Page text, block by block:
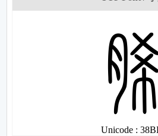
Unicode :